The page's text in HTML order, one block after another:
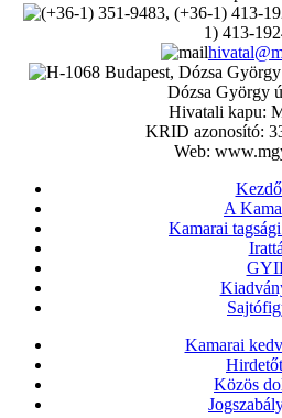
1) 413-
Dózsa György
Hivatali kapu:
KRID azonosító:
Web:
A
Kamarai
Kamarai
Közös